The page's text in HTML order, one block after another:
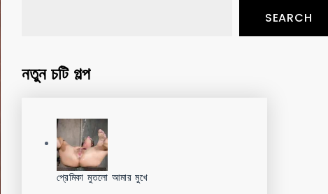
SEARCH
নতুন চটি গল্প
প্রেমিকা মুতলো আমার মুখে